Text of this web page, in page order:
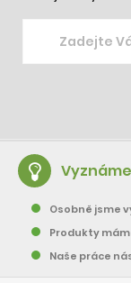
Osobně jsme
Produkty
Naše práce